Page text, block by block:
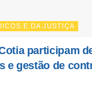
E DA JUSTIÇA
participam
e gestão de